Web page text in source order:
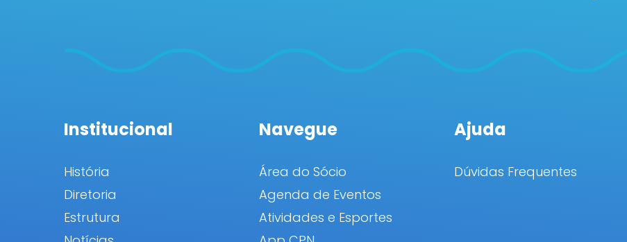
Institucional
História
Diretoria
Estrutura
Navegue
Área do Sócio
Agenda de Eventos
Atividades e Esportes
Ajuda
Dúvidas Frequentes